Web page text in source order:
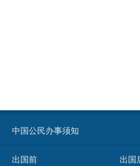
中国公民办事须知
出国前 出国